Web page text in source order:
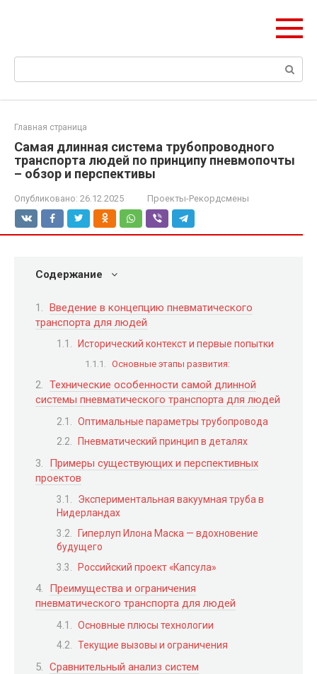
Поиск:
Главная страница
Самая длинная система трубопроводного
транспорта людей по принципу пневмопочты
– обзор и перспективы
Опубликовано: 26.12.2025 Проекты-Рекордсмены
Содержание
Введение в концепцию пневматического
транспорта для людей
Исторический контекст и первые попытки
Основные этапы развития:
Технические особенности самой длинной
системы пневматического транспорта для людей
Оптимальные параметры трубопровода
Пневматический принцип в деталях
Примеры существующих и перспективных
проектов
Экспериментальная вакуумная труба в
Нидерландах
Гиперлуп Илона Маска — вдохновение
будущего
Российский проект «Капсула»
Преимущества и ограничения
пневматического транспорта для людей
Основные плюсы технологии
Текущие вызовы и ограничения
Сравнительный анализ систем